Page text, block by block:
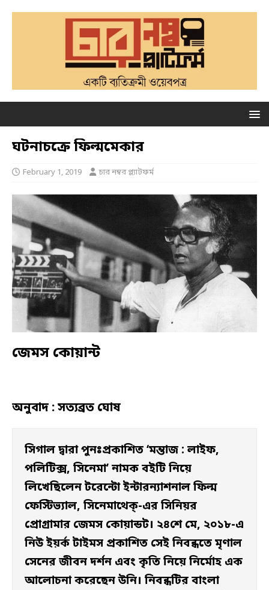
ঘটনাচক্রে ফিল্মমেকার
February 1, 2019 চার নম্বর প্ল্যাটফর্ম
জেমস কোয়ান্ট
অনুবাদ : সত্যব্রত ঘোষ
সিগাল দ্বারা পুনঃপ্রকাশিত ‘মন্তাজ : লাইফ,
পলিটিক্স, সিনেমা’ নামক বইটি নিয়ে
লিখেছিলেন টরেন্টো ইন্টারন্যাশনাল ফিল্ম
ফেস্টিভ্যাল, সিনেমাথেক্-এর সিনিয়র
প্রোগ্রামার জেমস কোয়ান্ডট। ২৪শে মে, ২০১৮-এ
নিউ ইয়র্ক টাইমস প্রকাশিত সেই নিবন্ধতে মৃণাল
সেনের জীবন দর্শন এবং কৃতি নিয়ে নির্মোহ এক
আলোচনা করেছেন উনি। নিবন্ধটির বাংলা